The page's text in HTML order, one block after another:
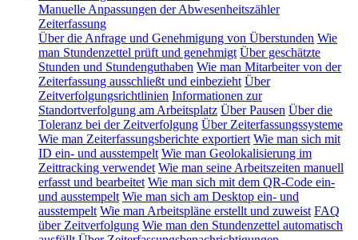
Manuelle Anpassungen der Abwesenheitszähler
Zeiterfassung
Über die Anfrage und Genehmigung von Überstunden Wie
man Stundenzettel prüft und genehmigt Über geschätzte
Stunden und Stundenguthaben Wie man Mitarbeiter von der
Zeiterfassung ausschließt und einbezieht Über
Zeitverfolgungsrichtlinien Informationen zur
Standortverfolgung am Arbeitsplatz Über Pausen Über die
Toleranz bei der Zeitverfolgung Über Zeiterfassungssysteme
Wie man Zeiterfassungsberichte exportiert Wie man sich mit
ID ein- und ausstempelt Wie man Geolokalisierung im
Zeittracking verwendet Wie man seine Arbeitszeiten manuell
erfasst und bearbeitet Wie man sich mit dem QR-Code ein-
und ausstempelt Wie man sich am Desktop ein- und
ausstempelt Wie man Arbeitspläne erstellt und zuweist FAQ
über Zeitverfolgung Wie man den Stundenzettel automatisch